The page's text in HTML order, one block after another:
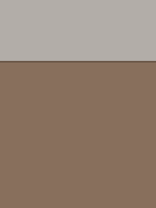
(5.500
(9.554
(3.754